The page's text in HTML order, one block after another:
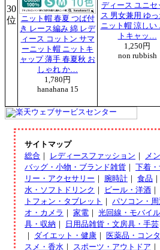
30
位
ニット帽 春夏 つば付
き レース編み 綿 レデ
ィース コットン サマ
ーニット帽 ニットキ
ャップ 薄手 春夏秋 お
しゃれ か…
1,780円
hanahana 15
ディース ユニセ
ス 男女兼用 ゆっ
ニット帽 涼しい
トキャッ…
1,250円
non rubbish
サイトマップ
総合 ｜ レディースファッション ｜ メ
バッグ・小物・ブランド雑貨 ｜ 下着
リー・アクセサリー ｜ 腕時計 ｜ 食品 ｜
水・ソフトドリンク ｜ ビール・洋酒 ｜
トフォン・タブレット
｜ パソコン・
オ・カメラ ｜ 家電 ｜ 光回線・モバイ
具・収納 ｜ 日用品雑貨・文房具・手芸
｜ ダイエット・健康 ｜ 医薬品・コン
スメ・香水 ｜ スポーツ・アウトドア ｜